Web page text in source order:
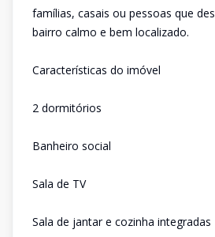
famílias, casais ou pessoas que
bairro calmo e bem localizado.
Características do imóvel
2 dormitórios
Banheiro social
Sala de TV
Sala de jantar e cozinha integradas